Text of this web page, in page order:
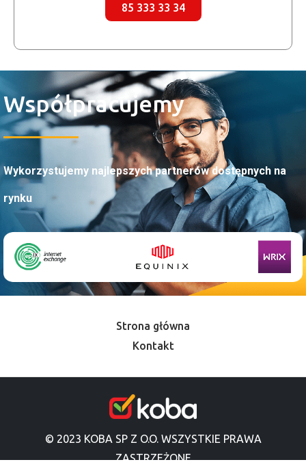
85 333 33 34
Współpracujemy
Wykorzystujemy najlepszych partnerów dostępnych na
rynku
Strona główna
Kontakt
© 2023 KOBA SP Z O.O. WSZYSTKIE PRAWA
ZASTRZEŻONE